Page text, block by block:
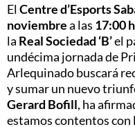
ElCentre d’Esports
noviembrea las 17:00
la Real Sociedad ‘B’el
undécima jornada de
Arlequinado buscará
y sumar un nuevo
Gerard Bofill, ha
estamos contentos con